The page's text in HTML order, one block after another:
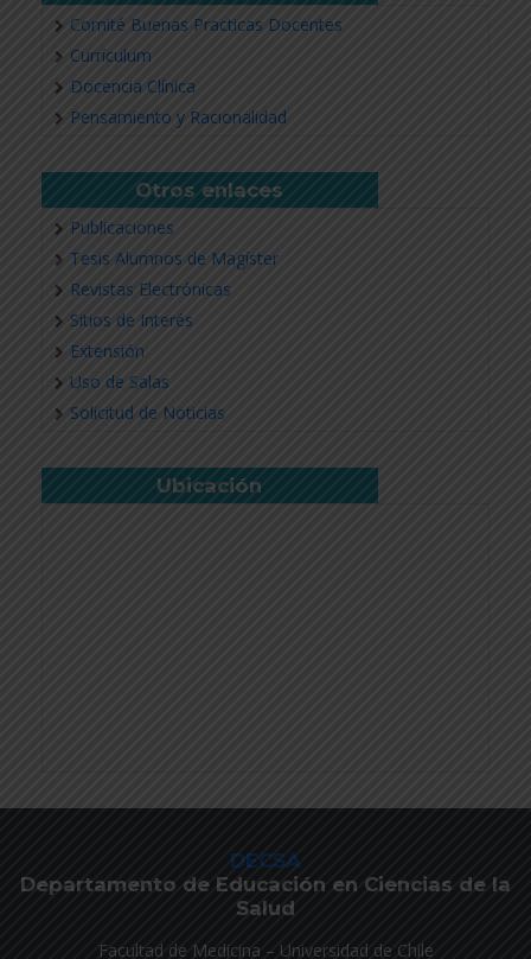
Comité Buenas Practicas Docentes
Currículum
Docencia Clínica
Pensamiento y Racionalidad
Otros enlaces
Publicaciones
Tesis Alumnos de Magíster
Revistas Electrónicas
Sitios de Interés
Extensión
Uso de Salas
Solicitud de Noticias
Ubicación
DECSA
Departamento de Educación en Ciencias de la
Salud
Facultad de Medicina – Universidad de Chile